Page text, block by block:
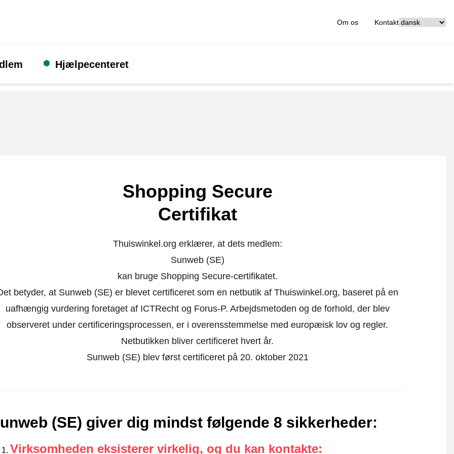
Om os Kontakt
Hjælpecenteret
Shopping Secure
Certifikat
Thuiswinkel.org erklærer, at dets medlem:
Sunweb (SE)
kan bruge Shopping Secure-certifikatet.
betyder, at Sunweb (SE) er blevet certificeret som en netbutik af Thuiswinkel.org, baseret på en
uafhængig vurdering foretaget af ICTRecht og Forus-P. Arbejdsmetoden og de forhold, der blev
observeret under certificeringsprocessen, er i overensstemmelse med europæisk lov og regler.
Netbutikken bliver certificeret hvert år.
Sunweb (SE) blev først certificeret på 20. oktober 2021
(SE) giver dig mindst følgende 8 sikkerheder:
Virksomheden eksisterer virkelig, og du kan kontakte: